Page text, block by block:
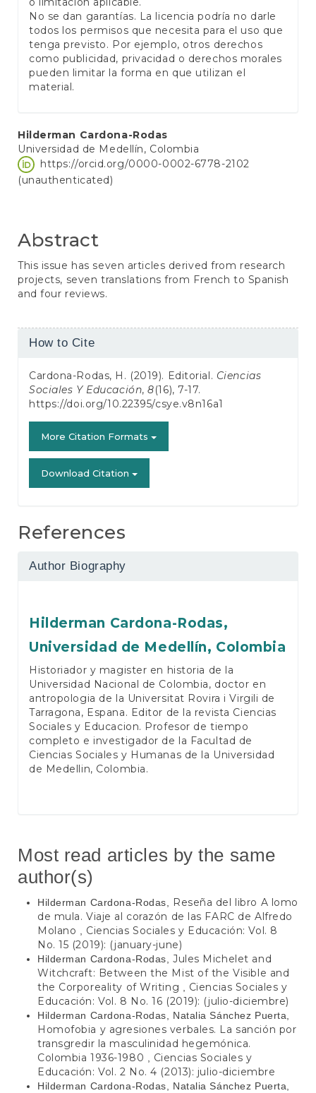
No se dan garantías. La licencia podría no darle
todos los permisos que necesita para el uso que
tenga previsto. Por ejemplo, otros derechos
como publicidad, privacidad o derechos morales
pueden limitar la forma en que utilizan el
material.
Main
Article
Content
Hilderman Cardona-Rodas
Universidad de Medellín, Colombia
https://orcid.org/0000-0002-6778-2102
(unauthenticated)
Abstract
This issue has seven articles derived from research
projects, seven translations from French to Spanish
and four reviews.
Article
How to Cite
Cardona-Rodas, H. (2019). Editorial. Ciencias
Sociales Y Educación,8(16), 7-17.
https://doi.org/10.22395/csye.v8n16a1
More Citation Formats
Download Citation
References
Author Biography
Hilderman Cardona-Rodas,
Universidad de Medellín, Colombia
Historiador y magister en historia de la
Universidad Nacional de Colombia, doctor en
antropologia de la Universitat Rovira i Virgili de
Tarragona, Espana. Editor de la revista Ciencias
Sociales y Educacion. Profesor de tiempo
completo e investigador de la Facultad de
Ciencias Sociales y Humanas de la Universidad
de Medellin, Colombia.
Most read articles by the same
author(s)
Hilderman Cardona-Rodas, Reseña del libro A lomo
de mula. Viaje al corazón de las FARC de Alfredo
Molano , Ciencias Sociales y Educación: Vol. 8
No. 15 (2019): (january-june)
Hilderman Cardona-Rodas, Jules Michelet and
Witchcraft: Between the Mist of the Visible and
the Corporeality of Writing , Ciencias Sociales y
Educación: Vol. 8 No. 16 (2019): (julio-diciembre)
Hilderman Cardona-Rodas, Natalia Sánchez Puerta,
Homofobia y agresiones verbales. La sanción por
transgredir la masculinidad hegemónica.
Colombia 1936-1980 , Ciencias Sociales y
Educación: Vol. 2 No. 4 (2013): julio-diciembre
Hilderman Cardona-Rodas, Natalia Sánchez Puerta,